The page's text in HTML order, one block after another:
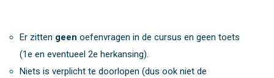
Er zitten geen oefenvragen in de cursus en geen toets
(1e en eventueel 2e herkansing).
Niets is verplicht te doorlopen (dus ook niet de